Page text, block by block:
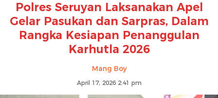
Polres Seruyan Laksanakan Apel
Gelar Pasukan dan Sarpras, Dalam
Rangka Kesiapan Penanggulan
Karhutla 2026
Mang Boy
April 17, 2026 2:41 pm